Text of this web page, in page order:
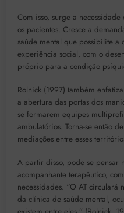
Com isso, surge a
os pacientes. Cresce a
saúde mental que possibilite a
experiência social, com o
próprio para a condição
Rolnick (1997) também
a abertura das portas dos
se formarem equipes
ambulatórios. Torna-se então
mediações entre esses
A partir disso, pode se pensar
acompanhante terapêutico,
necessidades. “O AT circulará
da clínica de saúde mental,